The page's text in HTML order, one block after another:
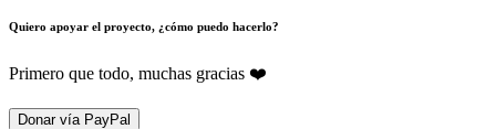
Quiero apoyar el proyecto, ¿cómo puedo hacerlo?
Primero que todo, muchas gracias ❤️
Donar vía PayPal